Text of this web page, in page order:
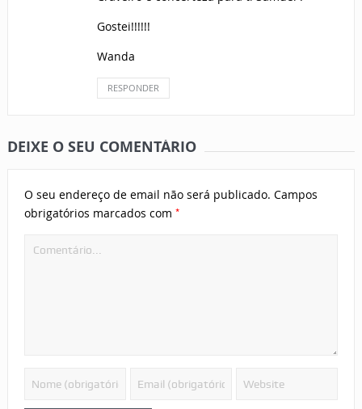
Gostei!!!!!!
Wanda
RESPONDER
DEIXE O SEU COMENTÁRIO
O seu endereço de email não será publicado. Campos
obrigatórios marcados com *